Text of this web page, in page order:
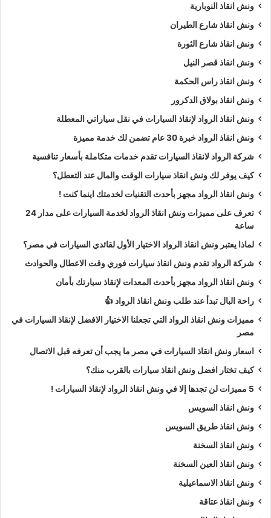
ونش انقاذ النوبارية
ونش انقاذ شارع الطيران
ونش انقاذ شارع الثورة
ونش انقاذ قصر النيل
ونش انقاذ راس الحكمة
ونش انقاذ بولاق الدكرور
ونش انقاذ الرواد لإنقاذ السيارات في نقل سياراتي المعطلة
ونش انقاذ الرواد خبرة 30 عام تضمن لك خدمة مميزة
شركة الرواد لانقاذ السيارات تقدم خدمات متكاملة بأسعار تنافسية
كيف يوفر لك ونش انقاذ سيارات الوقت والمال عند التعطل؟
ونش انقاذ الرواد مجهز بأحدث التقنيات لخدمتك اينما كنت !
تعرف على مميزات ونش انقاذ الرواد لخدمة السيارات على مدار 24
ساعة
لماذا يعتبر ونش انقاذ الرواد الاختيار الأول لقائدي السيارات في مصر؟
شركة الرواد تقدم ونش انقاذ سيارات فوري وقت الاعطال والحوادث
ونش انقاذ الرواد مجهز بأحدث المعدات لإنقاذ سيارتك بأمان
راحة البال تبدأ عند طلب ونش انقاذ الرواد 👍
مميزات ونش انقاذ الرواد التي تجعلنا الاختيار الافضل لإنقاذ السيارات في
مصر
اسعار ونش انقاذ السيارات في مصر ما يجب أن تعرفه قبل الاتصال
كيف تختار افضل ونش انقاذ سيارات بالقرب منك؟
5 مميزات لن تجدها إلا في ونش انقاذ الرواد لإنقاذ السيارات !
ونش انقاذ السويس
ونش انقاذ طريق السويس
ونش انقاذ السخنة
ونش انقاذ العين السخنة
ونش انقاذ الاسماعيلية
ونش انقاذ عتاقة